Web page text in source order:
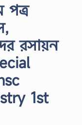
পত্র
রসায়ন
1st